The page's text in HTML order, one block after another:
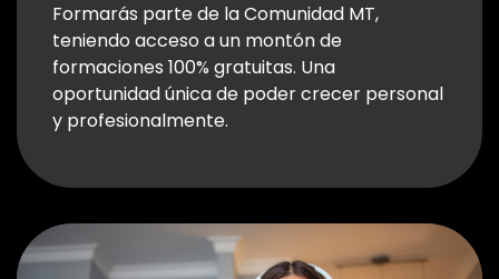
Formarás parte de la Comunidad MT,
teniendo acceso a un montón de
formaciones 100% gratuitas. Una
oportunidad única de poder crecer personal
y profesionalmente.